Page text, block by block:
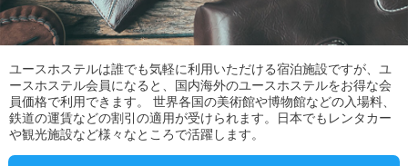
ユースホステルは誰でも気軽に利用いただける宿泊施設ですが、ユ
ースホステル会員になると、国内海外のユースホステルをお得な会
員価格で利用できます。 世界各国の美術館や博物館などの入場料、
鉄道の運賃などの割引の適用が受けられます。日本でもレンタカー
や観光施設など様々なところで活躍します。